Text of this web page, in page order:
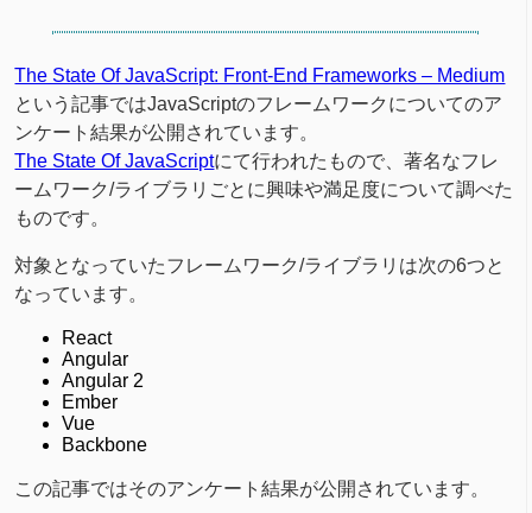
The State Of JavaScript: Front-End Frameworks – Medium
という記事ではJavaScriptのフレームワークについてのア
ンケート結果が公開されています。
The State Of JavaScriptにて行われたもので、著名なフレ
ームワーク/ライブラリごとに興味や満足度について調べた
ものです。
対象となっていたフレームワーク/ライブラリは次の6つと
なっています。
React
Angular
Angular 2
Ember
Vue
Backbone
この記事ではそのアンケート結果が公開されています。